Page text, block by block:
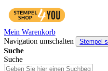
Mein Warenkorb
Navigation umschalten
Stempel
Suche
Suche